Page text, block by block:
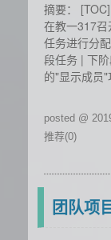
摘要：
在教一317
任务进行分
段任务 | 下
的"显示成员
posted @
推荐(0)
团队项